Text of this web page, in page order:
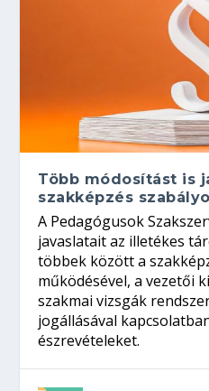
Több módosítást is
szakképzés
A Pedagógusok
javaslatait az illetékes
többek között a
működésével, a vezetői
szakmai vizsgák
jogállásával
észrevételeket.